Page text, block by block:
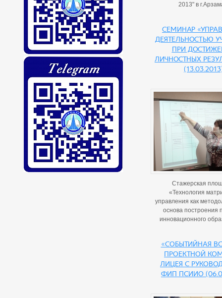
2013" в
Семинар
деятельностью
при
личностных
Стажерская
«Технология
управления как
основа построения
инновационного
«Событийная
проектной
лицея с
ФИП ПСИИО